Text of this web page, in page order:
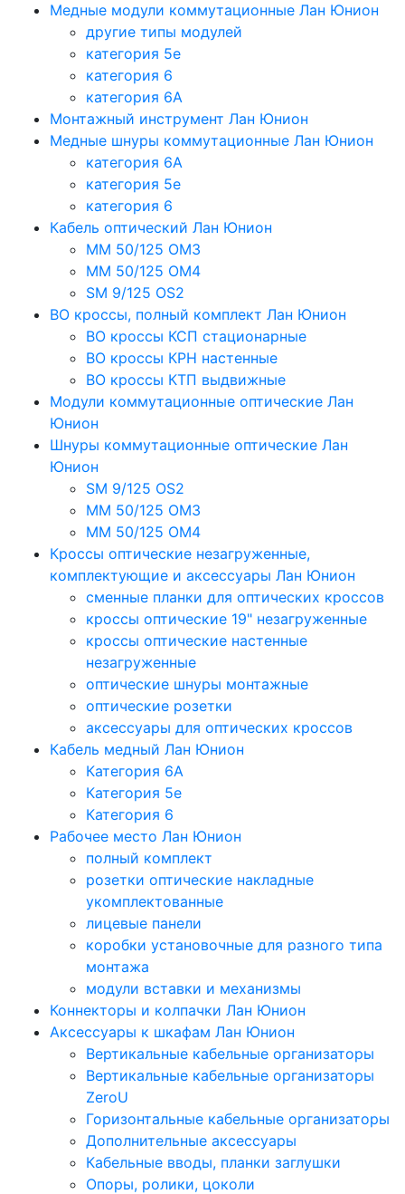
Медные модули коммутационные Лан Юнион
другие типы модулей
категория 5е
категория 6
категория 6A
Монтажный инструмент Лан Юнион
Медные шнуры коммутационные Лан Юнион
категория 6A
категория 5e
категория 6
Кабель оптический Лан Юнион
MM 50/125 OM3
MM 50/125 OM4
SM 9/125 OS2
ВО кроссы, полный комплект Лан Юнион
ВО кроссы КСП стационарные
ВО кроссы КРН настенные
ВО кроссы КТП выдвижные
Модули коммутационные оптические Лан
Юнион
Шнуры коммутационные оптические Лан
Юнион
SM 9/125 OS2
MM 50/125 OM3
MM 50/125 OM4
Кроссы оптические незагруженные,
комплектующие и аксессуары Лан Юнион
сменные планки для оптических кроссов
кроссы оптические 19" незагруженные
кроссы оптические настенные
незагруженные
оптические шнуры монтажные
оптические розетки
аксессуары для оптических кроссов
Кабель медный Лан Юнион
Категория 6A
Категория 5e
Категория 6
Рабочее место Лан Юнион
полный комплект
розетки оптические накладные
укомплектованные
лицевые панели
коробки установочные для разного типа
монтажа
модули вставки и механизмы
Коннекторы и колпачки Лан Юнион
Аксессуары к шкафам Лан Юнион
Вертикальные кабельные организаторы
Вертикальные кабельные организаторы
ZeroU
Горизонтальные кабельные организаторы
Дополнительные аксессуары
Кабельные вводы, планки заглушки
Опоры, ролики, цоколи